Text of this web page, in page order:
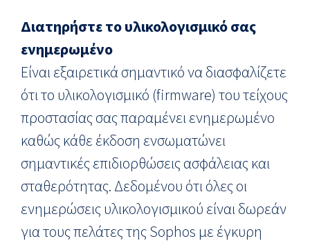
Διατηρήστε το υλικολογισμικό σας
ενημερωμένο
Είναι εξαιρετικά σημαντικό να διασφαλίζετε
ότι το υλικολογισμικό (firmware) του τείχους
προστασίας σας παραμένει ενημερωμένο
καθώς κάθε έκδοση ενσωματώνει
σημαντικές επιδιορθώσεις ασφάλειας και
σταθερότητας. Δεδομένου ότι όλες οι
ενημερώσεις υλικολογισμικού είναι δωρεάν
για τους πελάτες της Sophos με έγκυρη